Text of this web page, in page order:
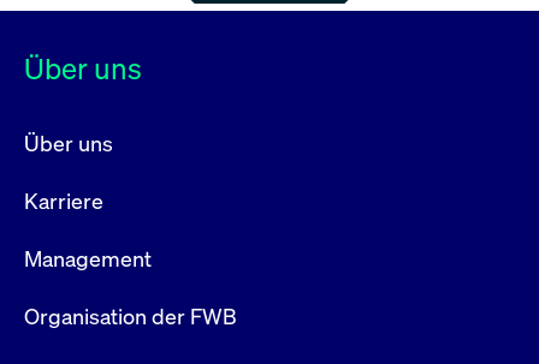
Über uns
Über uns
Karriere
Management
Organisation der FWB